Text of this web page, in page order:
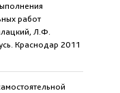
работ
Л.Ф.
Краснодар 2011